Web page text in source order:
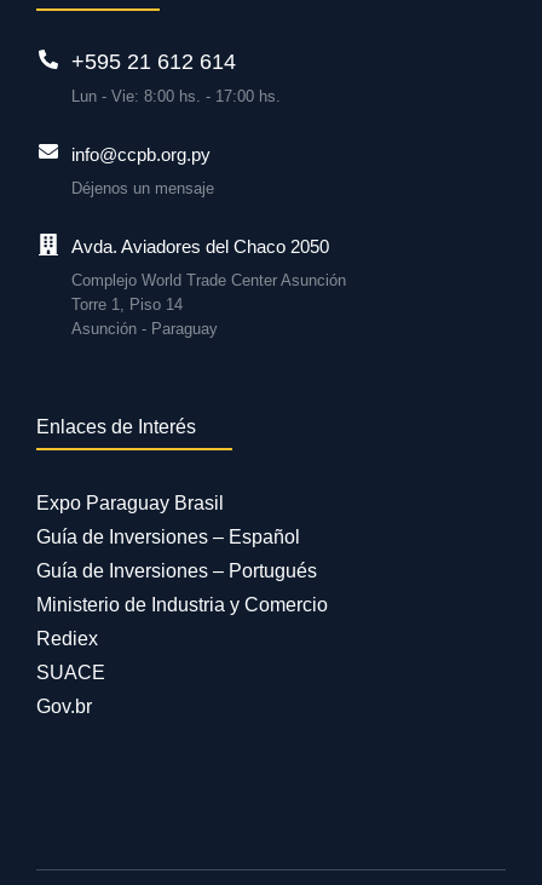
+595 21 612 614
Lun - Vie: 8:00 hs. - 17:00 hs.
info@ccpb.org.py
Déjenos un mensaje
Avda. Aviadores del Chaco 2050
Complejo World Trade Center Asunción
Torre 1, Piso 14
Asunción - Paraguay
Enlaces de Interés
Expo Paraguay Brasil
Guía de Inversiones – Español
Guía de Inversiones – Portugués
Ministerio de Industria y Comercio
Rediex
SUACE
Gov.br